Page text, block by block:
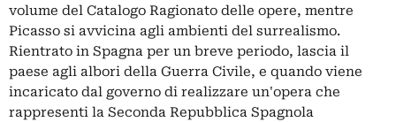
volume del Catalogo Ragionato delle opere, mentre
Picasso si avvicina agli ambienti del surrealismo.
Rientrato in Spagna per un breve periodo, lascia il
paese agli albori della Guerra Civile, e quando viene
incaricato dal governo di realizzare un'opera che
rappresenti la Seconda Repubblica Spagnola